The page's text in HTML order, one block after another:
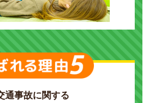
通事故に関する